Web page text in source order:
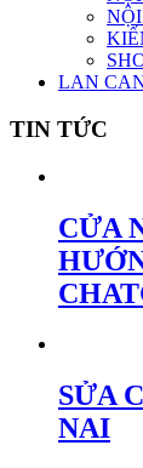
LAN
TIN TỨC
CỬA
SỬA
NAI